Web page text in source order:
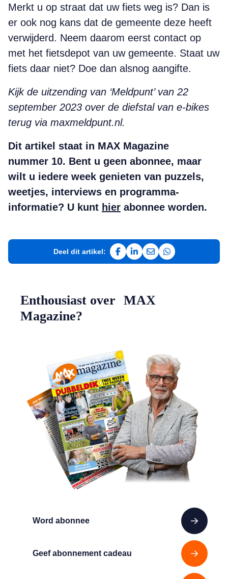
Merkt u op straat dat uw fiets weg is? Dan is
er ook nog kans dat de gemeente deze heeft
verwijderd. Neem daarom eerst contact op
met het fietsdepot van uw gemeente. Staat uw
fiets daar niet? Doe dan alsnog aangifte.
Kijk de uitzending van ‘Meldpunt’ van 22
september 2023 over de diefstal van e-bikes
terug via maxmeldpunt.nl.
Dit artikel staat in MAX Magazine
nummer 10. Bent u geen abonnee, maar
wilt u iedere week genieten van puzzels,
weetjes, interviews en programma-
informatie? U kunt hier abonnee worden.
Deel dit artikel:
Deel op Facebook
Deel op LinkedIn
Deel via e-mail
Deel via
Word abonnee
Geef abonnement cadeau
Enthousiast over MAX
Magazine?